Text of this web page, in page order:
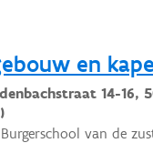
en
14-16,
van de